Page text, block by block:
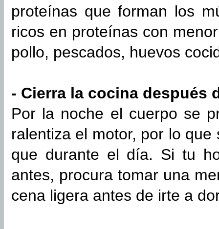
proteínas que forman los
ricos en proteínas con
pollo, pescados, huevos
- Cierra la cocina después
Por la noche el cuerpo se
ralentiza el motor, por lo
que durante el día. Si tu
antes, procura tomar una
cena ligera antes de irte a